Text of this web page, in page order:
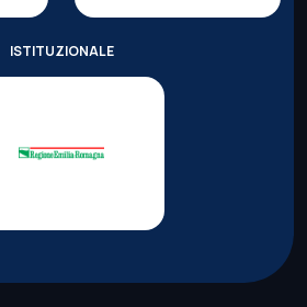
ISTITUZIONALE